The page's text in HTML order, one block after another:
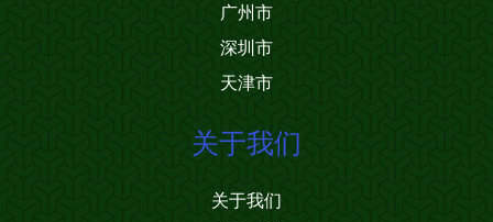
广州市
深圳市
天津市
关于我们
关于我们